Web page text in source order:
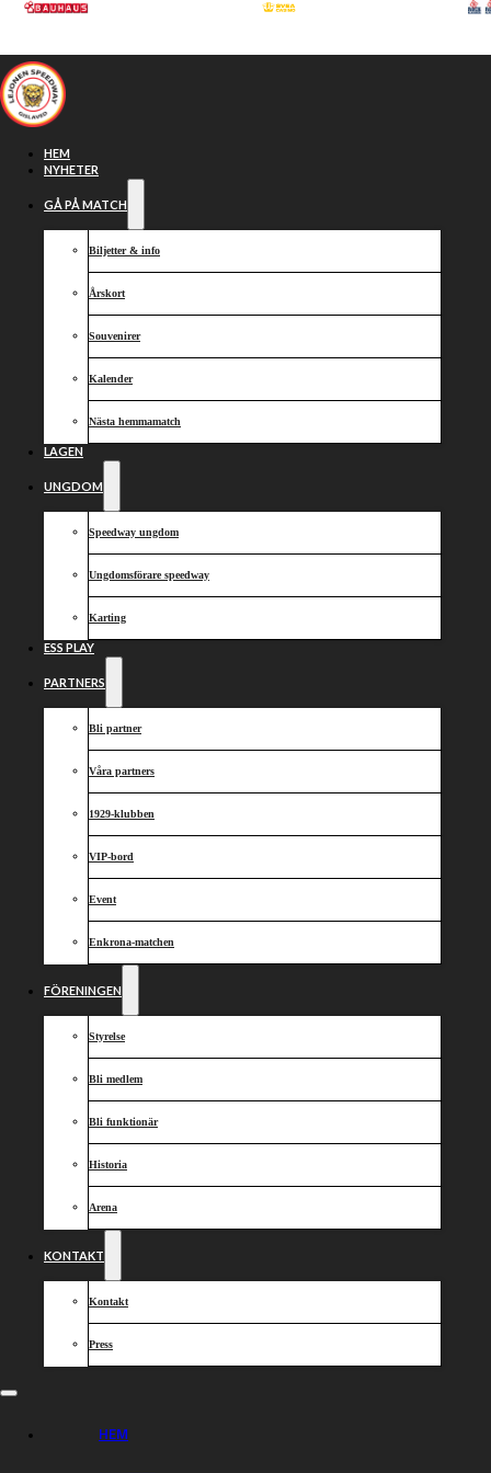
Hoppa till huvudinnehåll
HEM
NYHETER
GÅ PÅ MATCH
Biljetter & info
Årskort
Souvenirer
Kalender
Nästa hemmamatch
LAGEN
UNGDOM
Speedway ungdom
Ungdomsförare speedway
Karting
ESS PLAY
PARTNERS
Bli partner
Våra partners
1929-klubben
VIP-bord
Event
Enkrona-matchen
FÖRENINGEN
Styrelse
Bli medlem
Bli funktionär
Historia
Arena
KONTAKT
Kontakt
Press
HEM
Några bilder
från depån